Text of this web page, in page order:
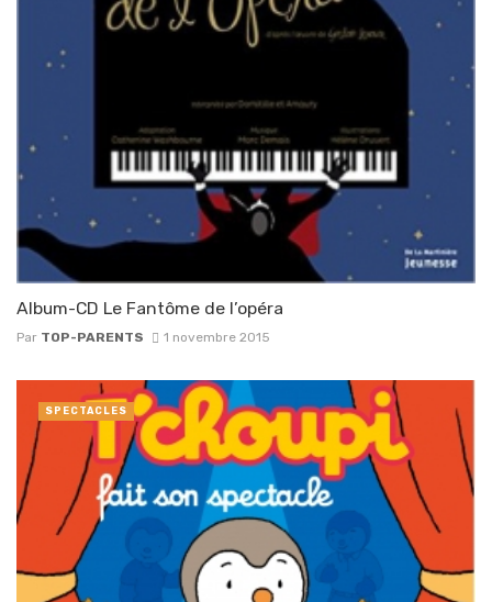
Album-CD Le Fantôme de l’opéra
Par TOP-PARENTS 1 novembre 2015
SPECTACLES